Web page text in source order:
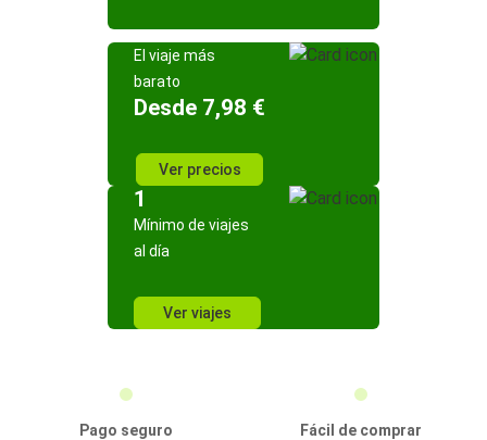
El viaje más
barato
Desde 7,98 €
Ver precios
1
Mínimo de viajes
al día
Ver viajes
Pago seguro
Fácil de comprar